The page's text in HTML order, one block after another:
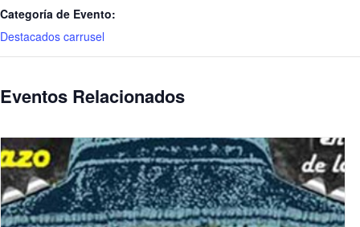
Categoría de Evento:
Destacados carrusel
Eventos Relacionados